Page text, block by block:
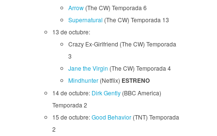
Arrow (The CW) Temporada 6
Supernatural (The CW) Temporada 13
13 de octubre:
Crazy Ex-Girlfriend (The CW) Temporada
3
Jane the Virgin (The CW) Temporada 4
Mindhunter (Netflix) ESTRENO
14 de octubre: Dirk Gently(BBC America)
Temporada 2
15 de octubre:Good Behavior(TNT) Temporada
2